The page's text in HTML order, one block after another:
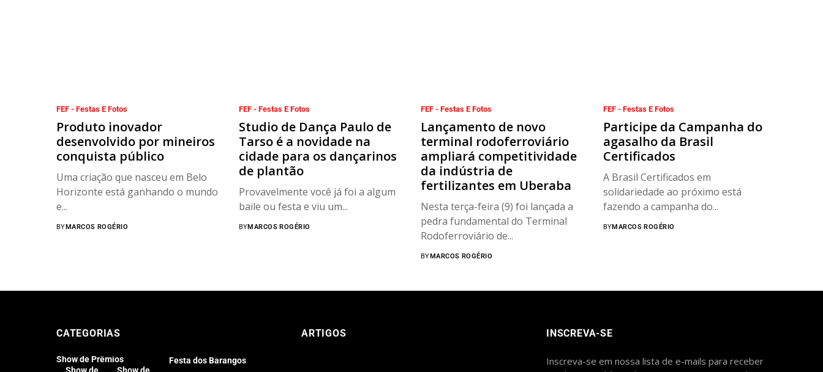
FEF - Festas E Fotos
Produto inovador
desenvolvido por mineiros
conquista público
Uma criação que nasceu em Belo
Horizonte está ganhando o mundo
e...
BYMARCOS ROGÉRIO
FEF - Festas E Fotos
Studio de Dança Paulo de
Tarso é a novidade na
cidade para os dançarinos
de plantão
Provavelmente você já foi a algum
baile ou festa e viu um...
BYMARCOS ROGÉRIO
FEF - Festas E Fotos
Lançamento de novo
terminal rodoferroviário
ampliará competitividade
da indústria de
fertilizantes em Uberaba
Nesta terça-feira (9) foi lançada a
pedra fundamental do Terminal
Rodoferroviário de...
BYMARCOS ROGÉRIO
FEF - Festas E Fotos
Participe da Campanha do
agasalho da Brasil
Certificados
A Brasil Certificados em
solidariedade ao próximo está
fazendo a campanha do...
BYMARCOS ROGÉRIO
CATEGORIAS
Show de Prêmios
Show de
Show de
Festa dos Barangos
ARTIGOS INSCREVA-SE
Inscreva-se em nossa lista de e-mails para receber